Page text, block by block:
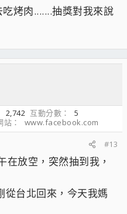
烤肉.......抽獎對我來說
2,742 互動分數
5
站
www.facebook.com
#13
在放空，突然抽到我，
台北回來，今天我媽